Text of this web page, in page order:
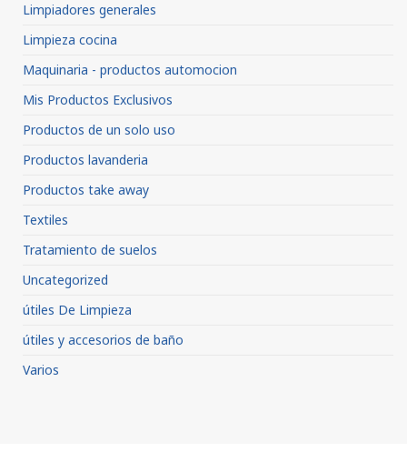
Limpiadores generales
Limpieza cocina
Maquinaria - productos automocion
Mis Productos Exclusivos
Productos de un solo uso
Productos lavanderia
Productos take away
Textiles
Tratamiento de suelos
Uncategorized
útiles De Limpieza
útiles y accesorios de baño
Varios